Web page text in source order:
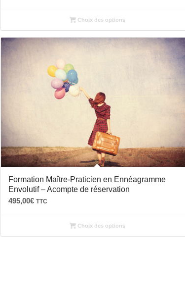
Choix des options
Formation Maître-Praticien en Ennéagramme
Envolutif – Acompte de réservation
495,00€ TTC
Choix des options